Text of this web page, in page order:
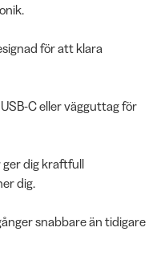
för att klara
C eller vägguttag för
dig kraftfull
dig.
snabbare än tidigare